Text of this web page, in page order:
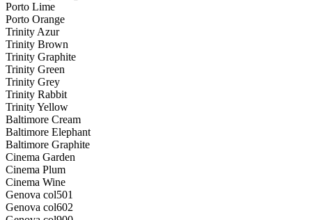
Porto Lime
Porto Orange
Trinity Azur
Trinity Brown
Trinity Graphite
Trinity Green
Trinity Grey
Trinity Rabbit
Trinity Yellow
Baltimore Cream
Baltimore Elephant
Baltimore Graphite
Cinema Garden
Cinema Plum
Cinema Wine
Genova col501
Genova col602